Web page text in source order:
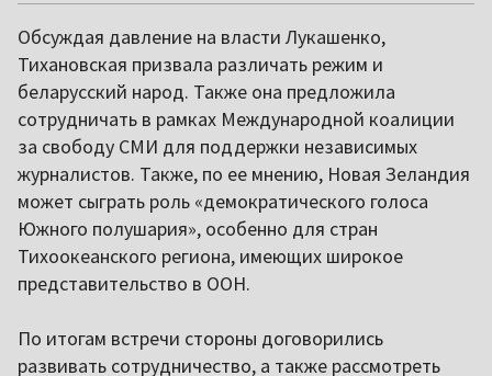
Обсуждая давление на власти Лукашенко,
Тихановская призвала различать режим и
беларусский народ. Также она предложила
сотрудничать в рамках Международной коалиции
за свободу СМИ для поддержки независимых
журналистов. Также, по ее мнению, Новая Зеландия
может сыграть роль «демократического голоса
Южного полушария», особенно для стран
Тихоокеанского региона, имеющих широкое
представительство в ООН.
По итогам встречи стороны договорились
развивать сотрудничество, а также рассмотреть